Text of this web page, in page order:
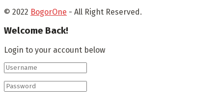
© 2022 BogorOne - All Right Reserved.
Welcome Back!
Login to your account below